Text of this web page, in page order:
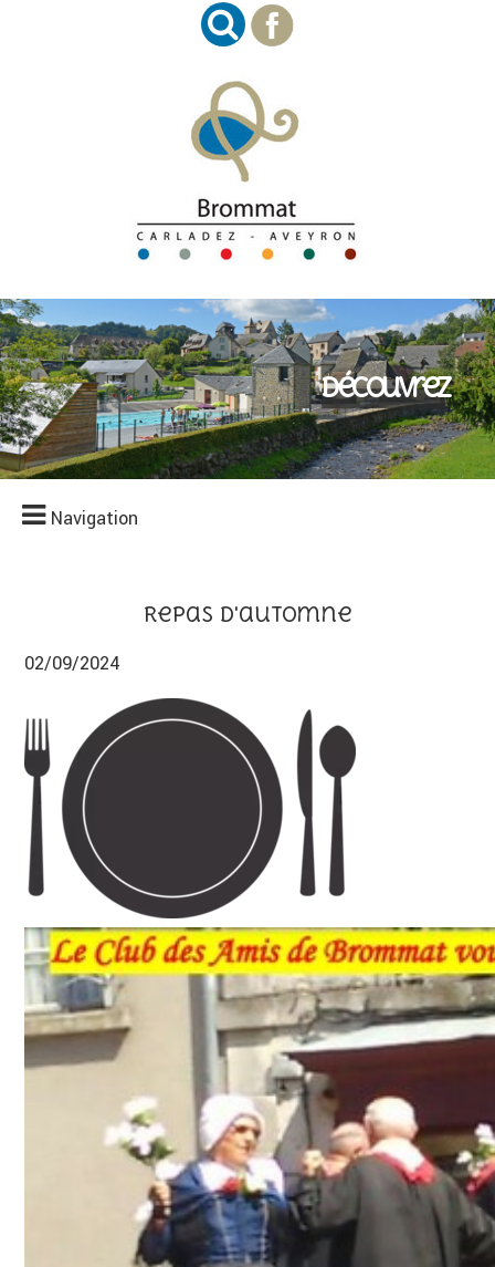
Découvrez
Imaginez
Succombez
Navigation
Repas d'automne
02/09/2024